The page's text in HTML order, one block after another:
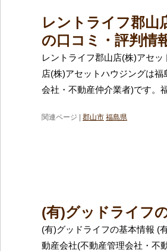
レントライフ郡山
の口コミ・評判情
レントライフ郡山店(株)アセ
店(株)アセットハウジングは
会社・不動産仲介業者)です。
関連ページ | 郡山市 福島県
(有)グッドライフ
(有)グッドライフの基本情報 (
動産会社(不動産管理会社・不